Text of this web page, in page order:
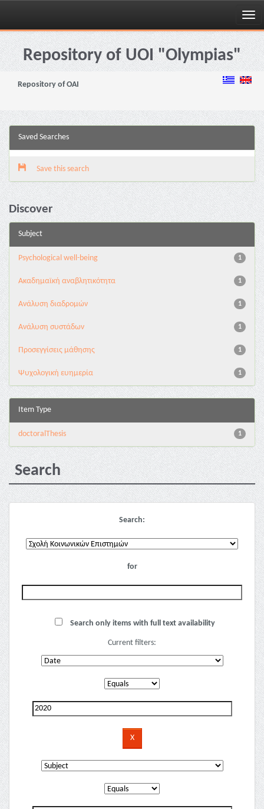
Skip
navigationRepository of UOI "Olympias"
Repository of OAI
Saved Searches
Save this search
Discover
Subject
1
Psychological well-being
1
Ακαδημαϊκή αναβλητικότητα
1
Ανάλυση διαδρομών
1
Ανάλυση συστάδων
1
Προσεγγίσεις μάθησης
1
Ψυχολογική ευημερία
Item Type
1
doctoralThesis
Search
Search:
for
Search only items with full text availability
Current filters: